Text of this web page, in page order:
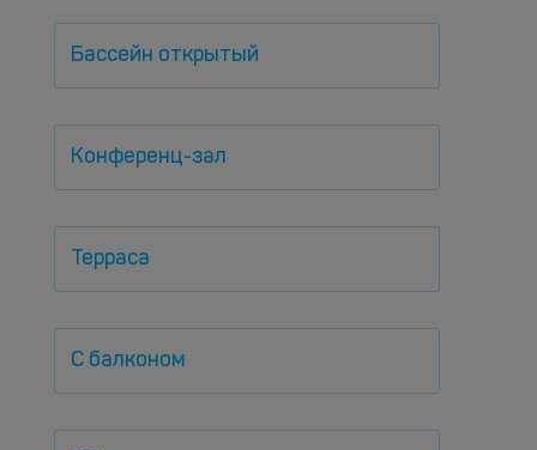
Бассейн открытый
Конференц-зал
Терраса
С балконом